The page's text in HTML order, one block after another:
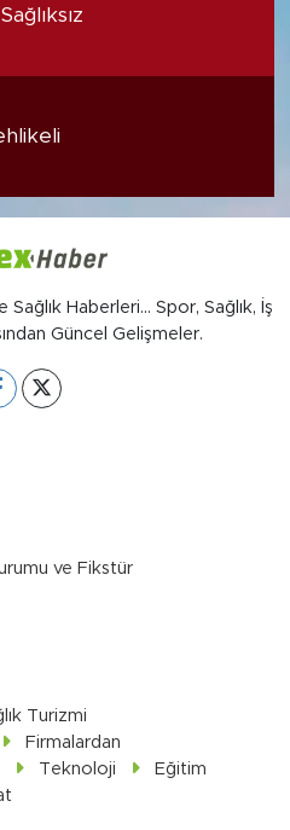
Haberleri... Spor, Sağlık, İş
Güncel Gelişmeler.
ve Fikstür
Turizmi
Firmalardan
Teknoloji
Eğitim